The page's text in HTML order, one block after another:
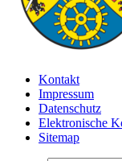
Kontakt
Impressum
Datenschutz
Elektronische
Sitemap